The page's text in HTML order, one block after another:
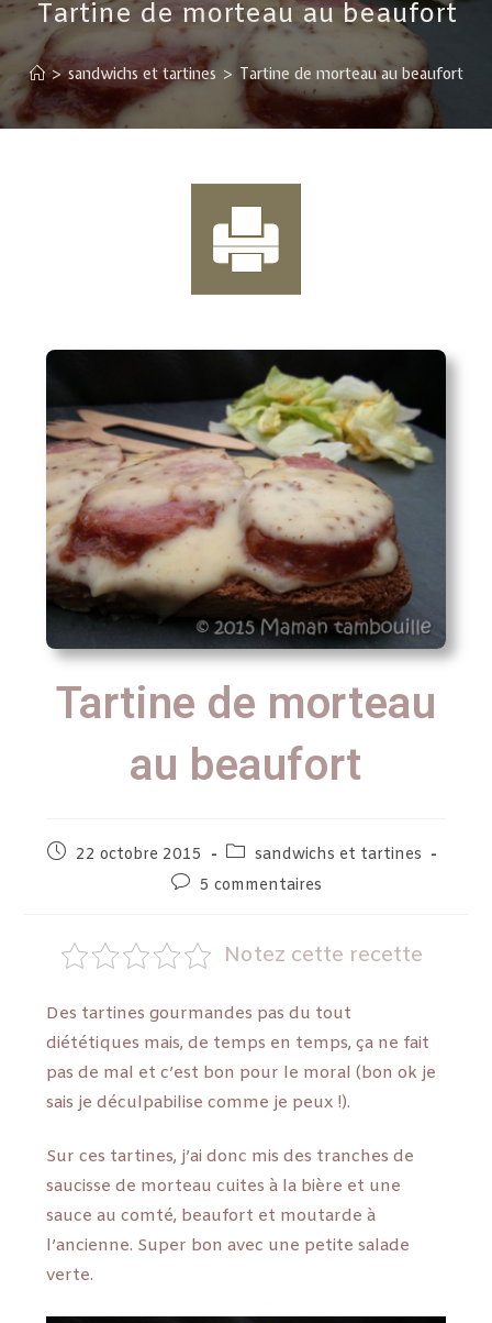
Tartine de morteau au beaufort
> sandwichs et tartines > Tartine de morteau au beaufort
Tartine de morteau
au beaufort
22 octobre 2015
sandwichs et tartines
5 commentaires
Notez cette recette
Des tartines gourmandes pas du tout
diététiques mais, de temps en temps, ça ne fait
pas de mal et c’est bon pour le moral (bon ok je
sais je déculpabilise comme je peux !).
Sur ces tartines, j’ai donc mis des tranches de
saucisse de morteau cuites à la bière et une
sauce au comté, beaufort et moutarde à
l’ancienne. Super bon avec une petite salade
verte.